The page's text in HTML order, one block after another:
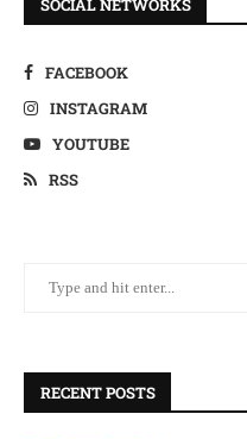
SOCIAL NETWORKS
FACEBOOK
INSTAGRAM
YOUTUBE
RSS
RECENT POSTS